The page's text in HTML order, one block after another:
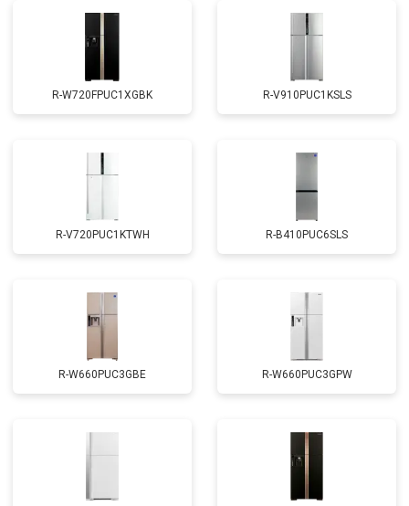
R-W720FPUC1XGBK R-V910PUC1KSLS
R-V720PUC1KTWH R-B410PUC6SLS
R-W660PUC3GBE R-W660PUC3GPW